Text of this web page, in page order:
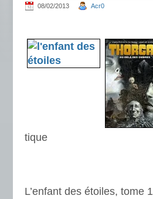
08/02/2013 Acr0
tique
L’enfant des étoiles, tome 1